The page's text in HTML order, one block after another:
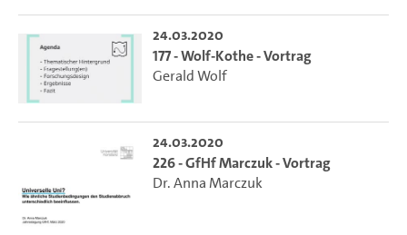
24.03.2020
177 - Wolf-Kothe - Vortrag
Gerald Wolf
24.03.2020
226 - GfHf Marczuk - Vortrag
Dr. Anna Marczuk